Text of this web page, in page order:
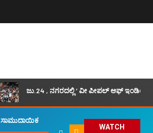
ಜು.24 , ನಗರದಲ್ಲಿ ‘ ವೀ ಪೀಪಲ್ ಆಫ್
ಸಾಮುದಾಯಿಕ
WATCH